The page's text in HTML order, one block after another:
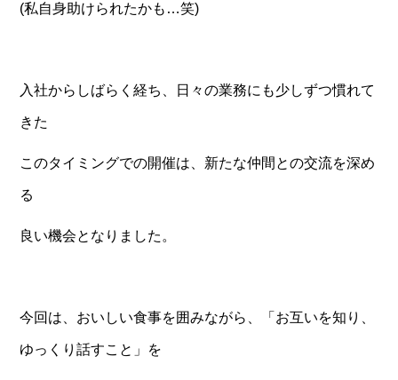
(私自身助けられたかも…笑)
入社からしばらく経ち、日々の業務にも少しずつ慣れて
きた
このタイミングでの開催は、新たな仲間との交流を深め
る
良い機会となりました。
今回は、おいしい食事を囲みながら、「お互いを知り、
ゆっくり話すこと」を